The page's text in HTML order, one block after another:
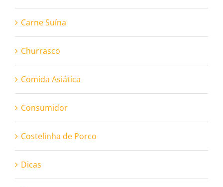
Carne Suína
Churrasco
Comida Asiática
Consumidor
Costelinha de Porco
Dicas